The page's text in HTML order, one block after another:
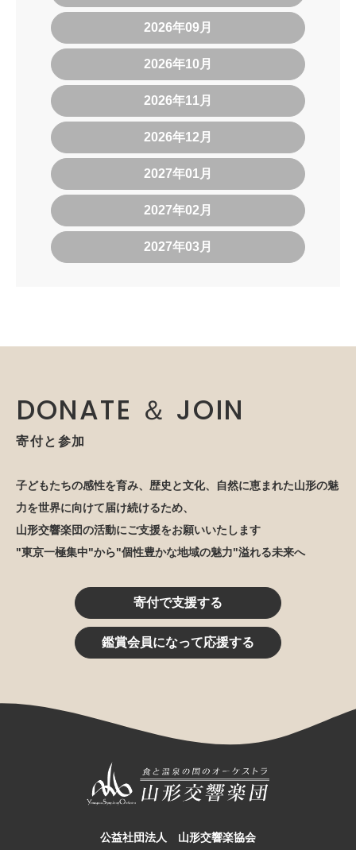
2026年09月
2026年10月
2026年11月
2026年12月
2027年01月
2027年02月
2027年03月
DONATE ＆ JOIN
寄付と参加
子どもたちの感性を育み、歴史と文化、自然に恵まれた山形の魅
力を世界に向けて届け続けるため、
山形交響楽団の活動にご支援をお願いいたします
"東京一極集中"から"個性豊かな地域の魅力"溢れる未来へ
寄付で支援する
鑑賞会員になって応援する
公益社団法人 山形交響楽協会